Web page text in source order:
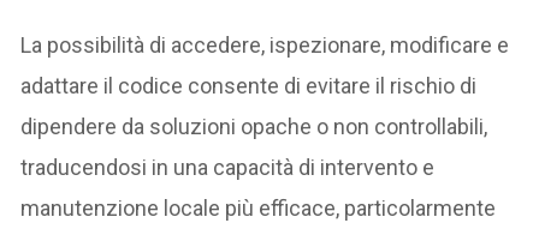
La possibilità di accedere, ispezionare, modificare e
adattare il codice consente di evitare il rischio di
dipendere da soluzioni opache o non controllabili,
traducendosi in una capacità di intervento e
manutenzione locale più efficace, particolarmente